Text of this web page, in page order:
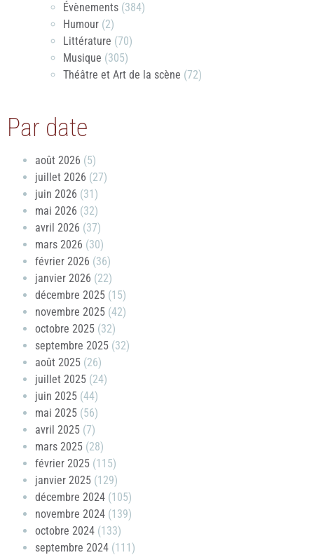
Évènements (384)
Humour (2)
Littérature (70)
Musique (305)
Théâtre et Art de la scène (72)
Par date
août 2026 (5)
juillet 2026 (27)
juin 2026 (31)
mai 2026 (32)
avril 2026 (37)
mars 2026 (30)
février 2026 (36)
janvier 2026 (22)
décembre 2025 (15)
novembre 2025 (42)
octobre 2025 (32)
septembre 2025 (32)
août 2025 (26)
juillet 2025 (24)
juin 2025 (44)
mai 2025 (56)
avril 2025 (7)
mars 2025 (28)
février 2025 (115)
janvier 2025 (129)
décembre 2024 (105)
novembre 2024 (139)
octobre 2024 (133)
septembre 2024 (111)